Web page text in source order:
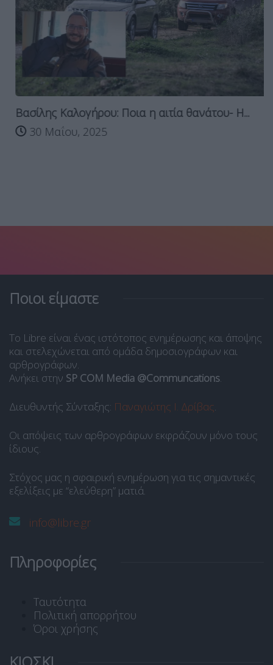
Βασίλης Καλογήρου: Ποια η αιτία θανάτου- Η...
30 Μαΐου, 2025
Ποιοι είμαστε
Το Libre είναι ένας ιστότοπος ενημέρωσης και άποψης
και στελεχώνεται από ομάδα δημοσιογράφων και
αρθρογράφων.
Ανήκει στην SP COM Media @Communcations.
Διευθυντής Σύνταξης: Παναγιώτης Ι. Δρίβας.
Οι απόψεις των αρθρογράφων εκφράζουν μόνο τους
ίδιους.
Στόχος μας η σφαιρική ενημέρωση για τις σημαντικές
εξελίξεις με “ελεύθερη” ματιά.
info@libre.gr
Πληροφορίες
Ταυτότητα
Πολιτική απορρήτου
Όροι χρήσης